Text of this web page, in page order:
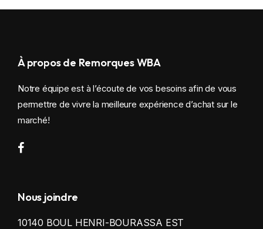
À propos de Remorques WBA
Notre équipe est à l’écoute de vos besoins afin de vous
permettre de vivre la meilleure expérience d’achat sur le
marché!
Nous joindre
10140 BOUL HENRI-BOURASSA EST